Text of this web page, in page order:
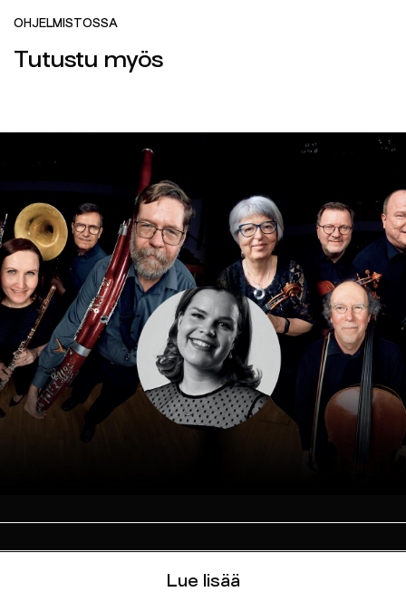
OHJELMISTOSSA
Tutustu myös
Lue lisää